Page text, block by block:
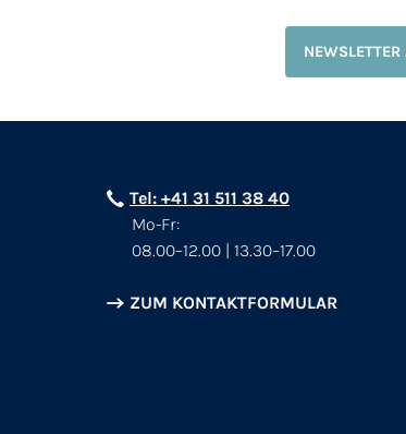
Tel: +41 31 511 38 40
Mo-Fr:
08.00–12.00 | 13.30–17.00
ZUM KONTAKTFORMULAR